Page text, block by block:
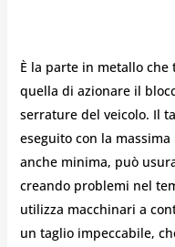
È la parte in metallo che
quella di azionare il
serrature del veicolo. Il
eseguito con la
anche minima, può
creando problemi nel
utilizza macchinari a
un taglio impeccabile,